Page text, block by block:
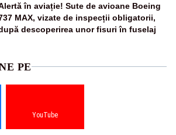
în aviație! Sute de avioane Boeing
MAX, vizate de inspecții obligatorii,
descoperirea unor fisuri în fuselaj
PE
YouTube